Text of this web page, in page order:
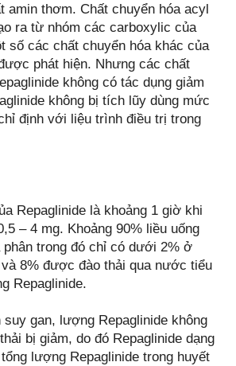
amin thơm. Chất chuyển hóa acyl
ra từ nhóm các carboxylic của
số các chất chuyển hóa khác của
phát hiện. Nhưng các chất
không có tác dụng giảm
không bị tích lũy dùng mức
định với liệu trình điều trị trong
Repaglinide là khoảng 1 giờ khi
– 4 mg. Khoảng 90% liều uống
trong đó chỉ có dưới 2% ở
8% được đào thải qua nước tiểu
Repaglinide.
gan, lượng Repaglinide không
bị giảm, do đó Repaglinide dạng
lượng Repaglinide trong huyết